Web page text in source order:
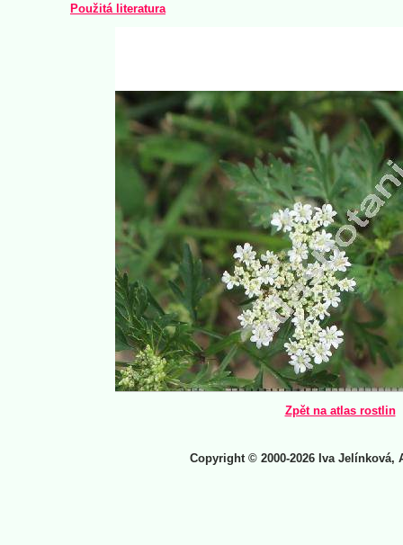
Použitá literatura
Zpět na atlas rostlin
Copyright © 2000-2026 Iva Jelínková,